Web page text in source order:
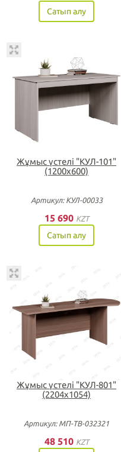
Сатып алу
Жұмыс үстелі "КУЛ-101"
(1200х600)
Артикул: КУЛ-00033
15 690 KZT
Сатып алу
Жұмыс үстелі "КУЛ-801"
(2204х1054)
Артикул: МП-ТВ-032321
48 510 KZT